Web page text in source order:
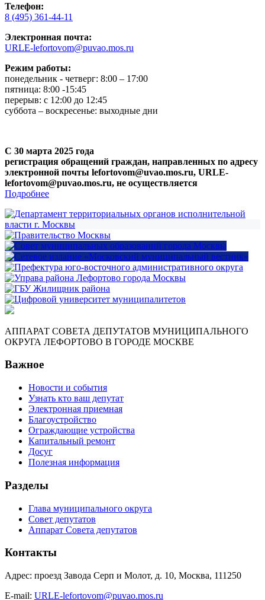
Телефон:
8 (495) 361-44-11
Электронная почта:
URLE-lefortovom@puvao.mos.ru
Режим работы:
понедельник - четверг: 8:00 – 17:00
пятница: 8:00 -15:45
перерыв: с 12:00 до 12:45
суббота – воскресенье: выходные дни
С 30 марта 2025 года
регистрация обращений граждан, направленных по адресу
электронной почты lefortovom@uvao.mos.ru, URLE-
lefortovom@puvao.mos.ru, не осуществляется
Подробнее
АППАРАТ СОВЕТА ДЕПУТАТОВ МУНИЦИПАЛЬНОГО
ОКРУГА ЛЕФОРТОВО В ГОРОДЕ МОСКВЕ
Важное
Новости и события
Узнать кто ваш депутат
Электронная приемная
Благоустройство
Ограждающие устройства
Капитальный ремонт
Досуг
Полезная информация
Разделы
Глава муниципального округа
Совет депутатов
Аппарат Совета депутатов
Контакты
Адрес: проезд Завода Серп и Молот, д. 10, Москва, 111250
E-mail: URLE-lefortovom@puvao.mos.ru